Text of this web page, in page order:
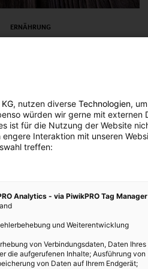
ERNÄHRUNG
Zucker dürfte stärker sein, als
angenommen.
ANSEHEN
, nutzen diverse Technologien,
würden wir gerne mit externen
ist für die Nutzung der Website
Interaktion mit unseren
treffen:
Analytics - via PiwikPRO Tag Manager
und Weiterentwicklung
von Verbindungsdaten, Daten Ihres
die aufgerufenen Inhalte; Ausführung von
von Daten auf Ihrem Endgerät;